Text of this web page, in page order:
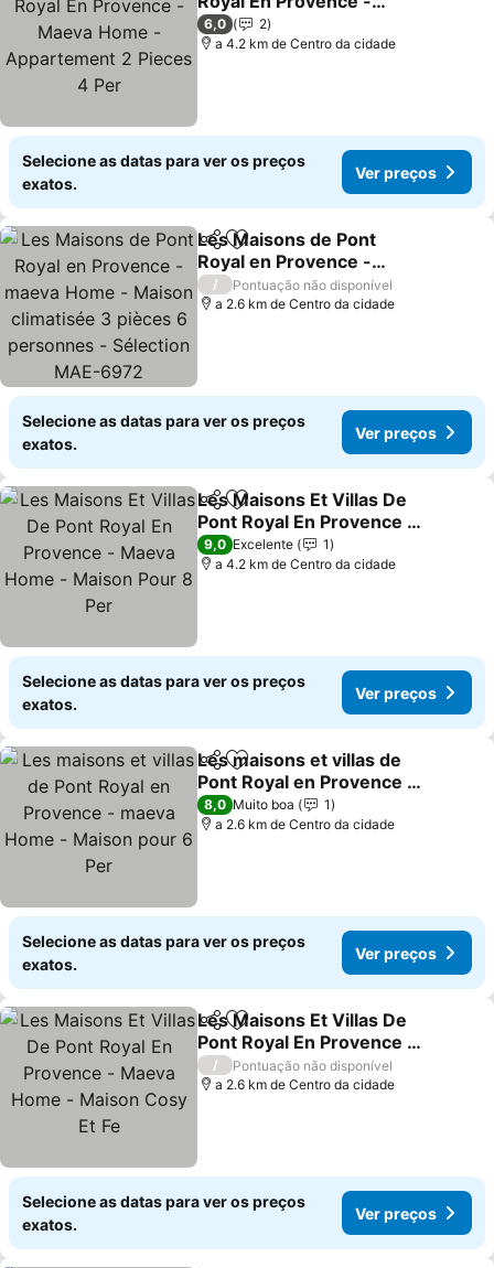
Maeva Home -
Appartement 2 Pieces 4
Ver preços
6,0
2
a 4.2 km de Centro da cidade
Selecione as datas para ver os preços
exatos.
Ver preços
PartilharAdicionar aos favoritos
Les Maisons de Pont
Royal en Provence -
maeva Home - Maison
climatisée 3 pièces 6
Ver preços
/
Pontuação não disponível
a 2.6 km de Centro da cidade
Selecione as datas para ver os preços
exatos.
Ver preços
PartilharAdicionar aos favoritos
Les Maisons Et Villas De
Pont Royal En Provence -
Maeva Home - Maison
Pour 8 Per
Ver preços
9,0 Excelente
1
a 4.2 km de Centro da cidade
Selecione as datas para ver os preços
exatos.
Ver preços
PartilharAdicionar aos favoritos
Les maisons et villas de
Pont Royal en Provence -
maeva Home - Maison
pour 6 Per
Ver preços
8,0 Muito boa
1
a 2.6 km de Centro da cidade
Selecione as datas para ver os preços
exatos.
Ver preços
PartilharAdicionar aos favoritos
Les Maisons Et Villas De
Pont Royal En Provence -
Maeva Home - Maison
Cosy Et Fe
Ver preços
/
Pontuação não disponível
a 2.6 km de Centro da cidade
Selecione as datas para ver os preços
exatos.
Ver preços